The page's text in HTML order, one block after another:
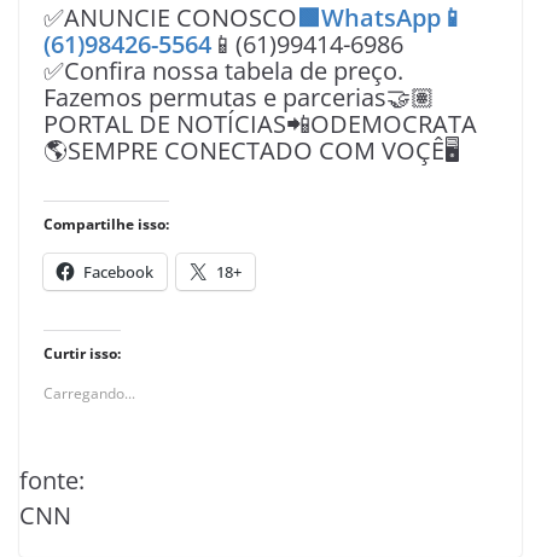
✅ANUNCIE CONOSCO🟩WhatsApp📱
(61)98426-5564 📱(61)99414-6986
✅Confira nossa tabela de preço.
Fazemos permutas e parcerias🤝🏽
PORTAL DE NOTÍCIAS📲ODEMOCRATA
🌎SEMPRE CONECTADO COM VOÇÊ🖥️
Compartilhe isso:
Facebook 18+
Curtir isso:
Carregando...
fonte:
CNN